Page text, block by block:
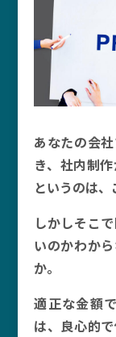
あなたの会
き、社内制
というのは、
しかしそこ
いのかわか
か。
適正な金額
は、良心的